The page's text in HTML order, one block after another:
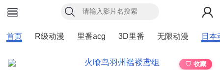
首页 R级动漫 里番acg 3D里番 无限动漫 日本
火喰鸟羽州褴褛鸢组
♡ 收藏